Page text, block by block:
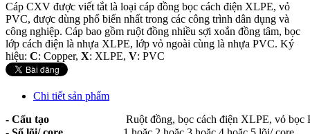
Cáp CXV được viết tắt là loại cáp đồng bọc cách điện XLPE, vỏ
PVC, được dùng phổ biến nhất trong các công trình dân dụng và
công nghiệp. Cáp bao gồm ruột đồng nhiều sợi xoắn đồng tâm, bọc
lớp cách điện là nhựa XLPE, lớp vỏ ngoài cùng là nhựa PVC. Ký
hiệu: C: Copper, X: XLPE, V: PVC
Chi tiết sản phẩm
- Cấu tạo
Ruột đồng, bọc cách điện XLPE, vỏ bọc